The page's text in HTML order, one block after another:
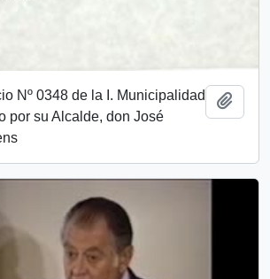
Nº 0348 de la I. Municipalidad
por su Alcalde, don José